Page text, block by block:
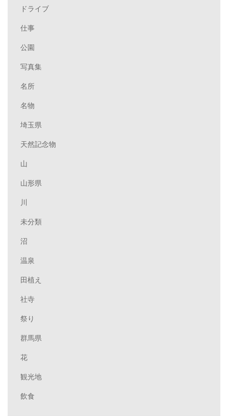
ドライブ
仕事
公園
写真集
名所
名物
埼玉県
天然記念物
山
山形県
川
未分類
沼
温泉
田植え
社寺
祭り
群馬県
花
観光地
飲食